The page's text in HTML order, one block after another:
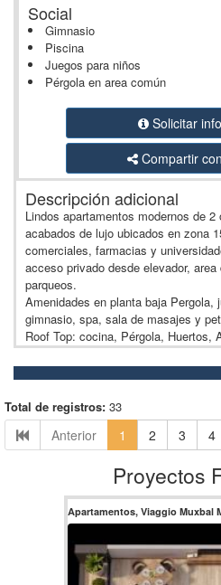
Social
Gimnasio
Piscina
Juegos para niños
Pérgola en area común
Solicitar
Compartir
Descripción adicional
Lindos apartamentos modernos de
acabados de lujo ubicados en zona
comerciales, farmacias y
acceso privado desde elevador,
parqueos.
Amenidades en planta baja Pergola,
gimnasio, spa, sala de masajes y
Roof Top: cocina, Pérgola, Huertos,
Total de registros: 33
Anterior 1 2 3 4
Proyectos
Apartamentos, Viaggio Muxbal